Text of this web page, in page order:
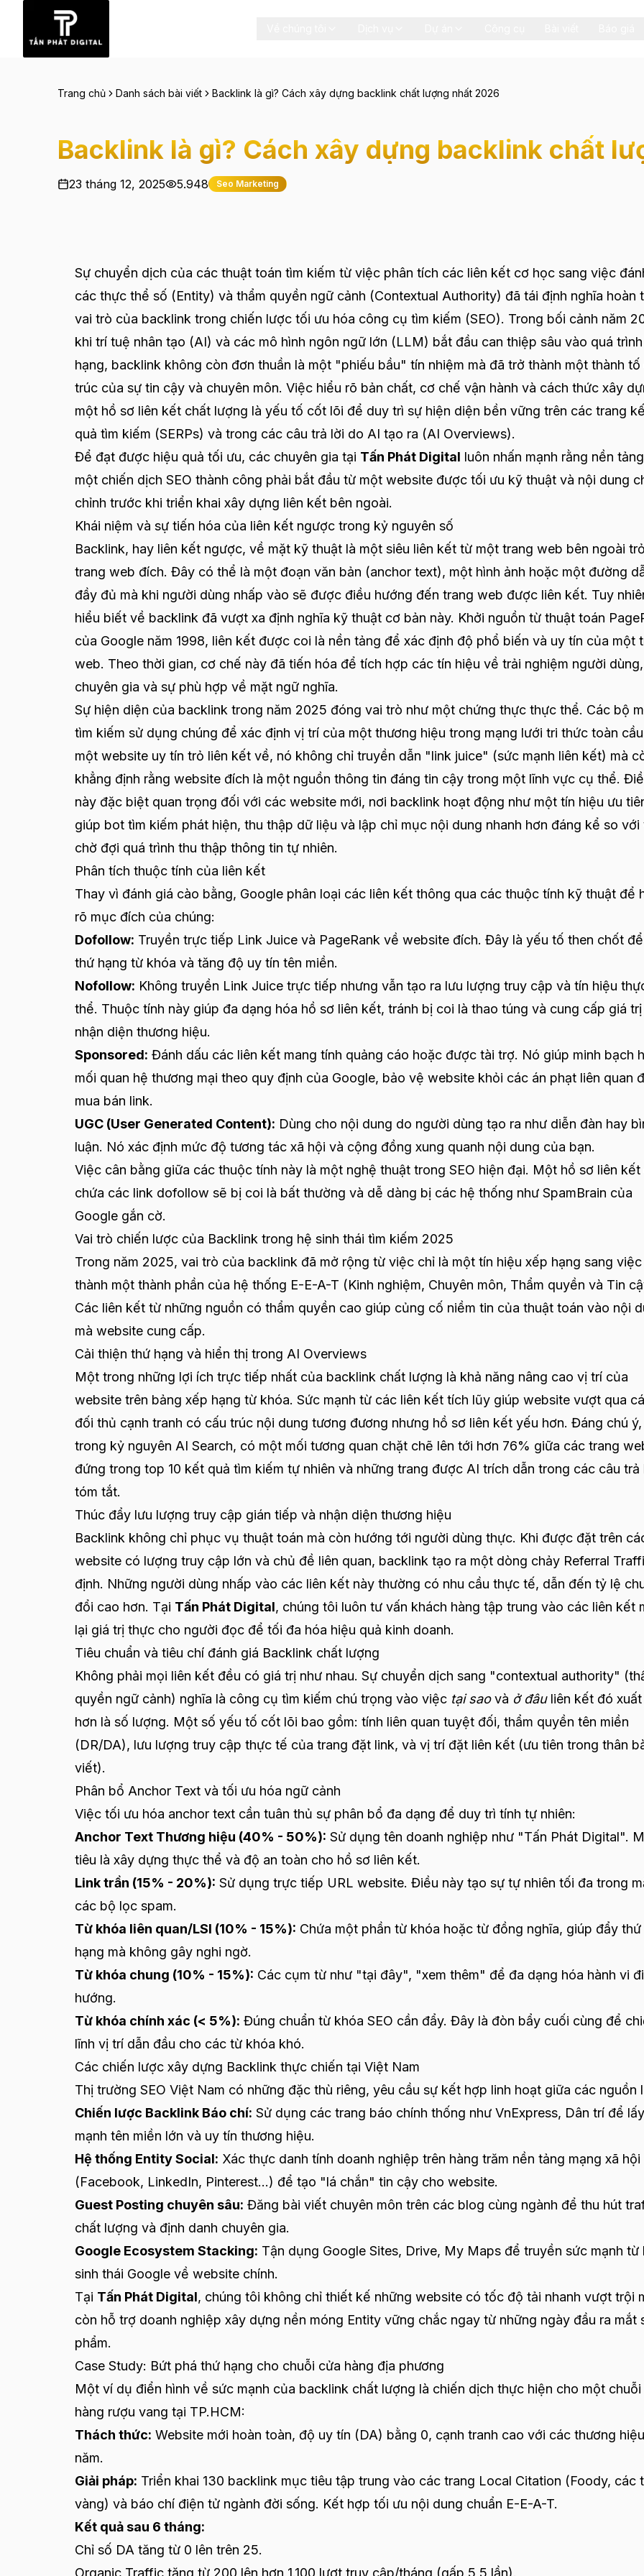
Trang chủ Danh sách bài viết Backlink là gì? Cách xây dựng backlink chất lượng nhất 2026
Backlink là gì? Cách xây dựng backlink chất
23 tháng 12, 2025 5.948 Seo Marketing
Sự chuyển dịch của các thuật toán tìm kiếm từ việc phân tích các liên kết cơ học sang việc
các thực thể số (Entity) và thẩm quyền ngữ cảnh (Contextual Authority) đã tái định nghĩa hoàn
vai trò của backlink trong chiến lược tối ưu hóa công cụ tìm kiếm (SEO). Trong bối cảnh năm
khi trí tuệ nhân tạo (AI) và các mô hình ngôn ngữ lớn (LLM) bắt đầu can thiệp sâu vào quá
hạng, backlink không còn đơn thuần là một "phiếu bầu" tín nhiệm mà đã trở thành một thành tố
trúc của sự tin cậy và chuyên môn. Việc hiểu rõ bản chất, cơ chế vận hành và cách thức xây
một hồ sơ liên kết chất lượng là yếu tố cốt lõi để duy trì sự hiện diện bền vững trên các trang
quả tìm kiếm (SERPs) và trong các câu trả lời do AI tạo ra (AI Overviews).
Để đạt được hiệu quả tối ưu, các chuyên gia tại Tấn Phát Digital luôn nhấn mạnh rằng nền
một chiến dịch SEO thành công phải bắt đầu từ một website được tối ưu kỹ thuật và nội dung
chỉnh trước khi triển khai xây dựng liên kết bên ngoài.
Khái niệm và sự tiến hóa của liên kết ngược trong kỷ nguyên số
Backlink, hay liên kết ngược, về mặt kỹ thuật là một siêu liên kết từ một trang web bên ngoài
trang web đích. Đây có thể là một đoạn văn bản (anchor text), một hình ảnh hoặc một đường
đầy đủ mà khi người dùng nhấp vào sẽ được điều hướng đến trang web được liên kết. Tuy
hiểu biết về backlink đã vượt xa định nghĩa kỹ thuật cơ bản này. Khởi nguồn từ thuật toán
của Google năm 1998, liên kết được coi là nền tảng để xác định độ phổ biến và uy tín của một
web. Theo thời gian, cơ chế này đã tiến hóa để tích hợp các tín hiệu về trải nghiệm người
chuyên gia và sự phù hợp về mặt ngữ nghĩa.
Sự hiện diện của backlink trong năm 2025 đóng vai trò như một chứng thực thực thể. Các bộ
tìm kiếm sử dụng chúng để xác định vị trí của một thương hiệu trong mạng lưới tri thức toàn
một website uy tín trỏ liên kết về, nó không chỉ truyền dẫn "link juice" (sức mạnh liên kết) mà
khẳng định rằng website đích là một nguồn thông tin đáng tin cậy trong một lĩnh vực cụ thể.
này đặc biệt quan trọng đối với các website mới, nơi backlink hoạt động như một tín hiệu ưu
giúp bot tìm kiếm phát hiện, thu thập dữ liệu và lập chỉ mục nội dung nhanh hơn đáng kể so với
chờ đợi quá trình thu thập thông tin tự nhiên.
Phân tích thuộc tính của liên kết
Thay vì đánh giá cào bằng, Google phân loại các liên kết thông qua các thuộc tính kỹ thuật để
rõ mục đích của chúng:
Dofollow: Truyền trực tiếp Link Juice và PageRank về website đích. Đây là yếu tố then chốt
thứ hạng từ khóa và tăng độ uy tín tên miền.
Nofollow: Không truyền Link Juice trực tiếp nhưng vẫn tạo ra lưu lượng truy cập và tín hiệu
thể. Thuộc tính này giúp đa dạng hóa hồ sơ liên kết, tránh bị coi là thao túng và cung cấp giá trị
nhận diện thương hiệu.
Sponsored: Đánh dấu các liên kết mang tính quảng cáo hoặc được tài trợ. Nó giúp minh bạch
mối quan hệ thương mại theo quy định của Google, bảo vệ website khỏi các án phạt liên quan
mua bán link.
UGC (User Generated Content): Dùng cho nội dung do người dùng tạo ra như diễn đàn hay
luận. Nó xác định mức độ tương tác xã hội và cộng đồng xung quanh nội dung của bạn.
Việc cân bằng giữa các thuộc tính này là một nghệ thuật trong SEO hiện đại. Một hồ sơ liên kết
chứa các link dofollow sẽ bị coi là bất thường và dễ dàng bị các hệ thống như SpamBrain của
Google gắn cờ.
Vai trò chiến lược của Backlink trong hệ sinh thái tìm kiếm 2025
Trong năm 2025, vai trò của backlink đã mở rộng từ việc chỉ là một tín hiệu xếp hạng sang
thành một thành phần của hệ thống E-E-A-T (Kinh nghiệm, Chuyên môn, Thẩm quyền và Tin
Các liên kết từ những nguồn có thẩm quyền cao giúp củng cố niềm tin của thuật toán vào nội
mà website cung cấp.
Cải thiện thứ hạng và hiển thị trong AI Overviews
Một trong những lợi ích trực tiếp nhất của backlink chất lượng là khả năng nâng cao vị trí của
website trên bảng xếp hạng từ khóa. Sức mạnh từ các liên kết tích lũy giúp website vượt qua
đối thủ cạnh tranh có cấu trúc nội dung tương đương nhưng hồ sơ liên kết yếu hơn. Đáng chú ý,
trong kỷ nguyên AI Search, có một mối tương quan chặt chẽ lên tới hơn 76% giữa các trang
đứng trong top 10 kết quả tìm kiếm tự nhiên và những trang được AI trích dẫn trong các câu trả
tóm tắt.
Thúc đẩy lưu lượng truy cập gián tiếp và nhận diện thương hiệu
Backlink không chỉ phục vụ thuật toán mà còn hướng tới người dùng thực. Khi được đặt trên
website có lượng truy cập lớn và chủ đề liên quan, backlink tạo ra một dòng chảy Referral
định. Những người dùng nhấp vào các liên kết này thường có nhu cầu thực tế, dẫn đến tỷ lệ
đổi cao hơn. Tại Tấn Phát Digital, chúng tôi luôn tư vấn khách hàng tập trung vào các liên kết
lại giá trị thực cho người đọc để tối đa hóa hiệu quả kinh doanh.
Tiêu chuẩn và tiêu chí đánh giá Backlink chất lượng
Không phải mọi liên kết đều có giá trị như nhau. Sự chuyển dịch sang "contextual authority"
quyền ngữ cảnh) nghĩa là công cụ tìm kiếm chú trọng vào việc tại saovà ở đâuliên kết đó xuất
hơn là số lượng. Một số yếu tố cốt lõi bao gồm: tính liên quan tuyệt đối, thẩm quyền tên miền
(DR/DA), lưu lượng truy cập thực tế của trang đặt link, và vị trí đặt liên kết (ưu tiên trong thân
viết).
Phân bổ Anchor Text và tối ưu hóa ngữ cảnh
Việc tối ưu hóa anchor text cần tuân thủ sự phân bổ đa dạng để duy trì tính tự nhiên:
Anchor Text Thương hiệu (40% - 50%): Sử dụng tên doanh nghiệp như "Tấn Phát Digital".
tiêu là xây dựng thực thể và độ an toàn cho hồ sơ liên kết.
Link trần (15% - 20%): Sử dụng trực tiếp URL website. Điều này tạo sự tự nhiên tối đa trong
các bộ lọc spam.
Từ khóa liên quan/LSI (10% - 15%): Chứa một phần từ khóa hoặc từ đồng nghĩa, giúp đẩy thứ
hạng mà không gây nghi ngờ.
Từ khóa chung (10% - 15%): Các cụm từ như "tại đây", "xem thêm" để đa dạng hóa hành vi
hướng.
Từ khóa chính xác (< 5%): Đúng chuẩn từ khóa SEO cần đẩy. Đây là đòn bẩy cuối cùng để
lĩnh vị trí dẫn đầu cho các từ khóa khó.
Các chiến lược xây dựng Backlink thực chiến tại Việt Nam
Thị trường SEO Việt Nam có những đặc thù riêng, yêu cầu sự kết hợp linh hoạt giữa các nguồn
Chiến lược Backlink Báo chí: Sử dụng các trang báo chính thống như VnExpress, Dân trí để
mạnh tên miền lớn và uy tín thương hiệu.
Hệ thống Entity Social: Xác thực danh tính doanh nghiệp trên hàng trăm nền tảng mạng xã hội
(Facebook, LinkedIn, Pinterest...) để tạo "lá chắn" tin cậy cho website.
Guest Posting chuyên sâu: Đăng bài viết chuyên môn trên các blog cùng ngành để thu hút
chất lượng và định danh chuyên gia.
Google Ecosystem Stacking: Tận dụng Google Sites, Drive, My Maps để truyền sức mạnh từ
sinh thái Google về website chính.
Tại Tấn Phát Digital, chúng tôi không chỉ thiết kế những website có tốc độ tải nhanh vượt trội
còn hỗ trợ doanh nghiệp xây dựng nền móng Entity vững chắc ngay từ những ngày đầu ra mắt
phẩm.
Case Study: Bứt phá thứ hạng cho chuỗi cửa hàng địa phương
Một ví dụ điển hình về sức mạnh của backlink chất lượng là chiến dịch thực hiện cho một chuỗi
hàng rượu vang tại TP.HCM:
Thách thức: Website mới hoàn toàn, độ uy tín (DA) bằng 0, cạnh tranh cao với các thương
năm.
Giải pháp: Triển khai 130 backlink mục tiêu tập trung vào các trang Local Citation (Foody, các
vàng) và báo chí điện tử ngành đời sống. Kết hợp tối ưu nội dung chuẩn E-E-A-T.
Kết quả sau 6 tháng:
Chỉ số DA tăng từ 0 lên trên 25.
Organic Traffic tăng từ 200 lên hơn 1.100 lượt truy cập/tháng (gấp 5,5 lần).